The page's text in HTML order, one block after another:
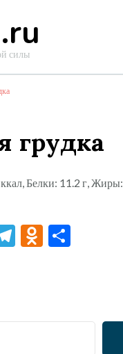
силы
грудка
Белки: 11.2 г,
Telegram